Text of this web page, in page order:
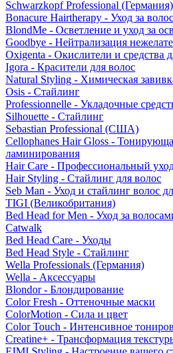
Schwarzkopf Professional (Германия)
Bonacure Hairtherapy - Уход за
BlondMe - Осветление и уход за
Goodbye - Нейтрализация
Oxigenta - Окислители и средства
Igora - Красители для волос
Natural Styling - Химическая
Osis - Стайлинг
Professionnelle - Укладочные
Silhouette - Стайлинг
Sebastian Professional (США)
Cellophanes Hair Gloss -
ламинирования
Hair Care - Профессиональный
Hair Styling - Стайлинг для волос
Seb Man - Уход и стайлинг волос
TIGI (Великобритания)
Bed Head for Men - Уход за
Catwalk
Bed Head Care - Уходы
Bed Head Style - Стайлинг
Wella Professionals (Германия)
Wella - Аксессуары
Blondor - Блондирование
Color Fresh - Оттеночные маски
ColorMotion - Сила и цвет
Color Touch - Интенсивное
Creatine+ - Трансформация